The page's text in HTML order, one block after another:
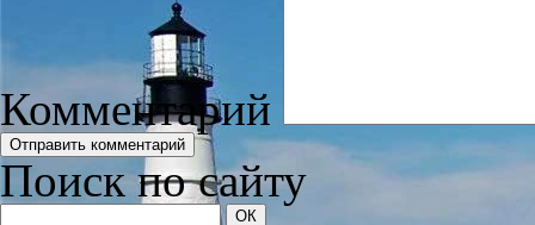
Комментарий
Поиск по сайту